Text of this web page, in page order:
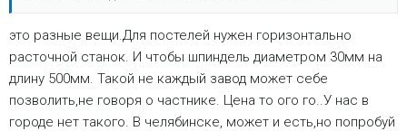
это разные вещи.Для постелей нужен горизонтально
расточной станок. И чтобы шпиндель диаметром 30мм на
длину 500мм. Такой не каждый завод может себе
позволить,не говоря о частнике. Цена то ого го..У нас в
городе нет такого. В челябинске, может и есть,но попробуй